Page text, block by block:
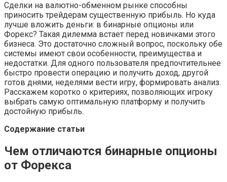
Сделки на валютно-обменном рынке способны
приносить трейдерам существенную прибыль. Но куда
лучше вложить деньги: в бинарные опционы или
Форекс? Такая дилемма встает перед новичками этого
бизнеса. Это достаточно сложный вопрос, поскольку обе
системы имеют свои особенности, преимущества и
недостатки. Для одного пользователя предпочтительнее
быстро провести операцию и получить доход, другой
готов днями, неделями вести игру, формировать анализ.
Расскажем коротко о критериях, позволяющих игроку
выбрать самую оптимальную платформу и получить
достойную прибыль.
Содержание статьи
Чем отличаются бинарные опционы
от Форекса